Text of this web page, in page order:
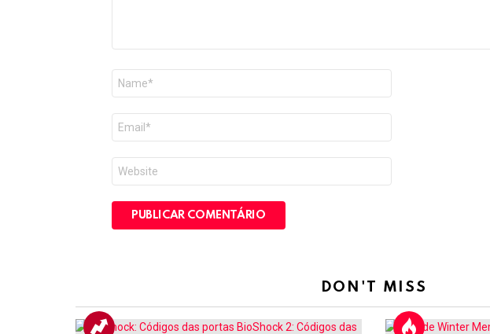
mail
*
DON'T MISS